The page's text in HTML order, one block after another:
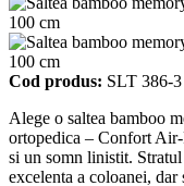
Cod produs: SLT 386-3
Alege o saltea bamboo
ortopedica – Confort
si un somn linistit.
excelenta a coloanei,